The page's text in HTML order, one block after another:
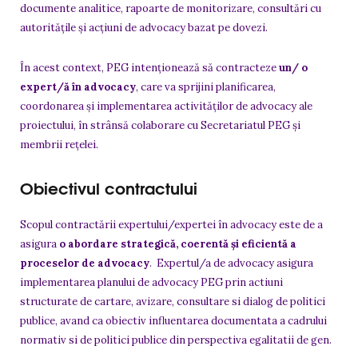
documente analitice, rapoarte de monitorizare, consultări cu
autoritățile și acțiuni de advocacy bazat pe dovezi.
În acest context, PEG intenționează să contractezeun/ o
expert/ă în advocacy, care va sprijini planificarea,
coordonarea și implementarea activităților de advocacy ale
proiectului, în strânsă colaborare cu Secretariatul PEG și
membrii rețelei.
Obiectivul contractului
Scopul contractării expertului/expertei în advocacy este de a
asigura o abordare strategică, coerentă și eficientă a
proceselor de advocacy. Expertul/a de advocacy asigura
implementarea planului de advocacy PEG prin actiuni
structurate de cartare, avizare, consultare si dialog de politici
publice, avand ca obiectiv influentarea documentata a cadrului
normativ si de politici publice din perspectiva egalitatii de gen.